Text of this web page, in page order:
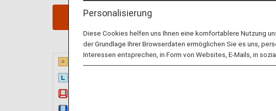
Jetzt buchen
Personalisierung
Diese Cookies helfen uns Ihnen eine komfortablere Nutzung
der Grundlage Ihrer Browserdaten ermöglichen Sie es uns,
Interessen entsprechen, in Form von Websites, E-Mails, in